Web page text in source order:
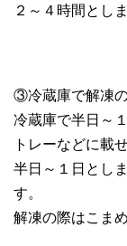
２～４時間とし
③冷蔵庫で解凍
冷蔵庫で半日～
トレーなどに載
半日～１日とし
す。
解凍の際はこま